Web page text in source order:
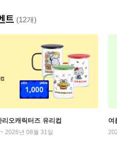
트 (12개)
오캐릭터즈 유리컵
2026년 08월 31일
여